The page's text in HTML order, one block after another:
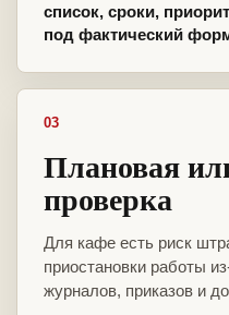
список, сроки,
под фактический
03
Плановая
проверка
Для кафе есть риск
приостановки работы
журналов, приказов и